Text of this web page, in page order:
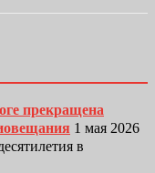
прекращена
1 мая 2026
в